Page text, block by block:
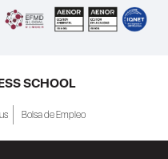
SCHOOL
Bolsa de Empleo